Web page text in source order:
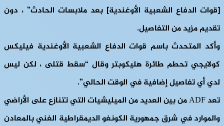
[قوات الدفاع الشعبية الأوغندية] بعد ملابسات الحادث” ، دون
تقديم مزيد من التفاصيل.
وأكد المتحدث باسم قوات الدفاع الشعبية الأوغندية فيليكس
كولايجي تحطم طائرة هليكوبتر وقال “سقط قتلى ، لكن ليس
لدي أي تفاصيل إضافية في الوقت الحالي”.
تعد ADF من بين العديد من الميليشيات التي تتنازع على الأراضي
والموارد في شرق جمهورية الكونغو الديمقراطية الغني بالمعادن